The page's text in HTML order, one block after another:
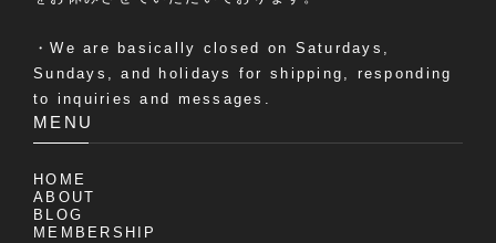
・We are basically closed on Saturdays,
Sundays, and holidays for shipping, responding
to inquiries and messages.
MENU
HOME
ABOUT
BLOG
MEMBERSHIP